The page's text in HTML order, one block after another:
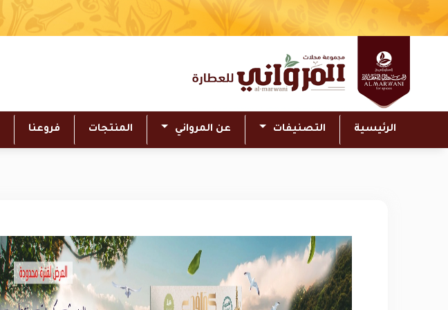
الرئيسية التصنيفات عن المرواني المنتجات فروعنا